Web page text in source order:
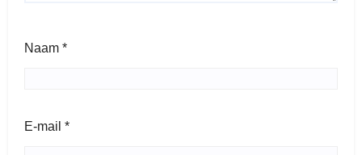
Naam *
E-mail *